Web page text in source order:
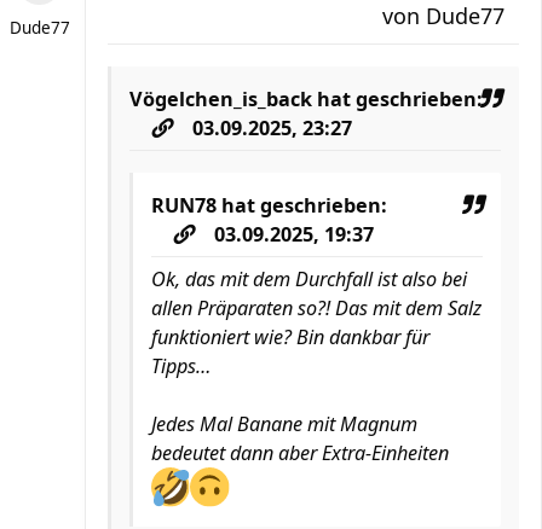
Dude77 von Dude77
Vögelchen_is_back hat geschrieben:
03.09.2025, 23:27
RUN78 hat geschrieben:
03.09.2025, 19:37
Ok, das mit dem Durchfall ist also bei
allen Präparaten so?! Das mit dem Salz
funktioniert wie? Bin dankbar für
Tipps…
Jedes Mal Banane mit Magnum
bedeutet dann aber Extra-Einheiten